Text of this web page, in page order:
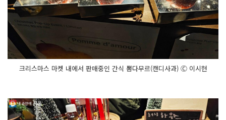
크리스마스 마켓 내에서 판매중인 간식 뽐다무르(캔디사과) Ⓒ 이시현